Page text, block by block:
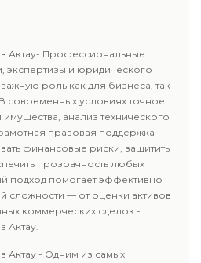
Актау- Профессиональные
экспертизы и юридического
роль как для бизнеса, так
современных условиях точное
анализ технического
правовая поддержка
финансовые риски, защитить
прозрачность любых
подход помогает эффективно
сложности — от оценки активов
коммерческих сделок -
Актау.
Актау - Одним из самых